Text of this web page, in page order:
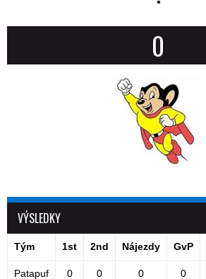
0
VÝSLEDKY
Tým 1st 2nd Nájezdy GvP
Patapuf 0 0 0 0